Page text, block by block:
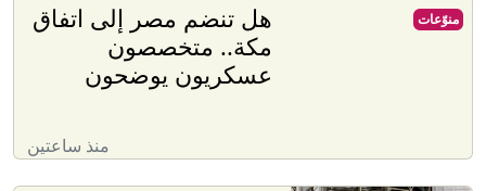
هل تنضم مصر إلى اتفاق
مكة.. متخصصون
عسكريون يوضحون
منذ ساعتين
منوّعات